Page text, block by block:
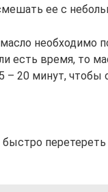
ее с
необходимо
есть время, то
– 20 минут, чтобы